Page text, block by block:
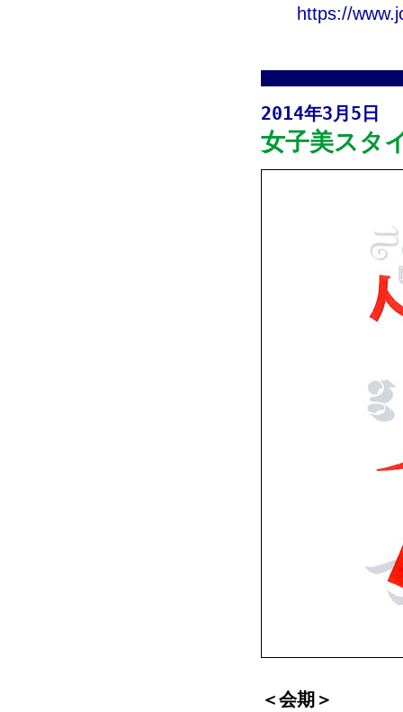
https://
2014年3月5日
女子美スタ
＜会期＞